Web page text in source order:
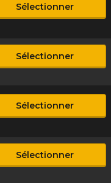
Sélectionner
Sélectionner
Sélectionner
Sélectionner